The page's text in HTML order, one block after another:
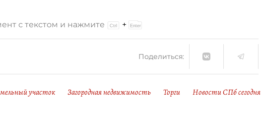
с текстом и нажмите +
Поделиться:
участок Загородная недвижимость Торги Новости СПб сегодня